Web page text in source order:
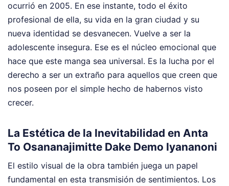
ocurrió en 2005. En ese instante, todo el éxito
profesional de ella, su vida en la gran ciudad y su
nueva identidad se desvanecen. Vuelve a ser la
adolescente insegura. Ese es el núcleo emocional que
hace que este manga sea universal. Es la lucha por el
derecho a ser un extraño para aquellos que creen que
nos poseen por el simple hecho de habernos visto
crecer.
La Estética de la Inevitabilidad en Anta
To Osananajimitte Dake Demo Iyananoni
El estilo visual de la obra también juega un papel
fundamental en esta transmisión de sentimientos. Los